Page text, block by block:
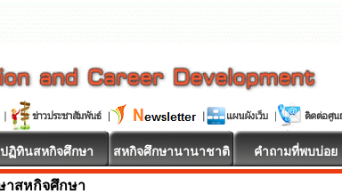
ปฏิทินสหกิจศึกษา สหกิจศึกษานานาชาติ คำถามที่พบบ่อย
าสหกิจศึกษา